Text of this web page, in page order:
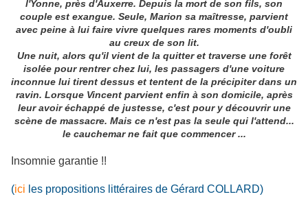
l'Yonne, près d'Auxerre. Depuis la mort de son fils, son
couple est exangue. Seule, Marion sa maîtresse, parvient
avec peine à lui faire vivre quelques rares moments d'oubli
au creux de son lit.
Une nuit, alors qu'il vient de la quitter et traverse une forêt
isolée pour rentrer chez lui, les passagers d'une voiture
inconnue lui tirent dessus et tentent de la précipiter dans un
ravin. Lorsque Vincent parvient enfin à son domicile, après
leur avoir échappé de justesse, c'est pour y découvrir une
scène de massacre. Mais ce n'est pas la seule qui l'attend...
le cauchemar ne fait que commencer ...
Insomnie garantie !!
(ici les propositions littéraires de Gérard COLLARD)